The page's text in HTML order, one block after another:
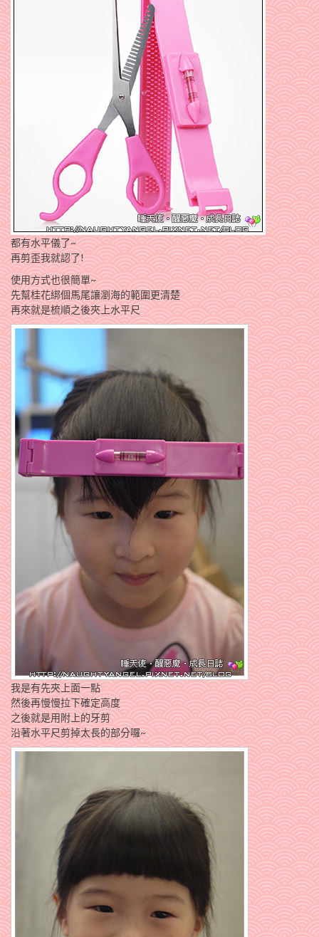
都有水平儀了~
再剪歪我就認了!
使用方式也很簡單~
先幫桂花綁個馬尾讓瀏海的範圍更清楚
再來就是梳順之後夾上水平尺
我是有先夾上面一點
然後再慢慢拉下確定高度
之後就是用附上的牙剪
沿著水平尺剪掉太長的部分囉~